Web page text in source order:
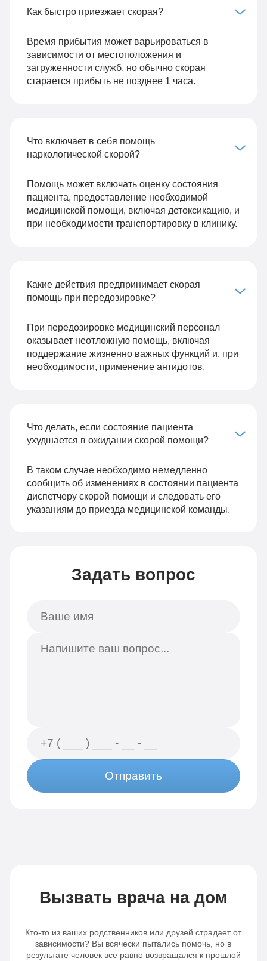
Как быстро приезжает скорая?
Время прибытия может варьироваться в
зависимости от местоположения и
загруженности служб, но обычно скорая
старается прибыть не позднее 1 часа.
Что включает в себя помощь
наркологической скорой?
Помощь может включать оценку состояния
пациента, предоставление необходимой
медицинской помощи, включая детоксикацию, и
при необходимости транспортировку в клинику.
Какие действия предпринимает скорая
помощь при передозировке?
При передозировке медицинский персонал
оказывает неотложную помощь, включая
поддержание жизненно важных функций и, при
необходимости, применение антидотов.
Что делать, если состояние пациента
ухудшается в ожидании скорой помощи?
В таком случае необходимо немедленно
сообщить об изменениях в состоянии пациента
диспетчеру скорой помощи и следовать его
указаниям до приезда медицинской команды.
Задать вопрос
Отправить
Вызвать врача на дом
Кто-то из ваших родственников или друзей страдает от
зависимости? Вы всячески пытались помочь, но в
результате человек все равно возвращался к прошлой